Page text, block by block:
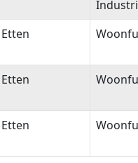
Etten
Etten
Etten